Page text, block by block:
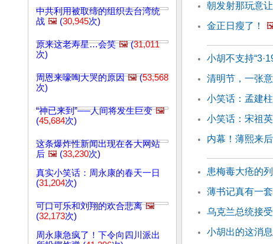
中共利用被取缔的组织去台湾统
战 🖼️ (30,945次)
原来这老寿星…会笑 🖼️(31,011
次)
周恩来嚎啕大哭的原因 🖼️(53,568
次)
“神已来到”──人间将发生巨变 🖼️
(45,684次)
这条爆炸性新闻出现在各大网站
后 🖼️ (33,230次)
真实小笑话：周永康的春天一日
(31,204次)
可口可乐和刘翔的欢合悲离 🖼️
(32,173次)
周永康急疯了！下令向四川派出
朝发射那玩意
金正日瘦了！
小胡不支持
清明节，一张
小笑话：孟建
小笑话：宋祖
内幕！薄熙来
患梅毒大疮的
薄书记真有一
乌克兰总统接
小胡出的这消